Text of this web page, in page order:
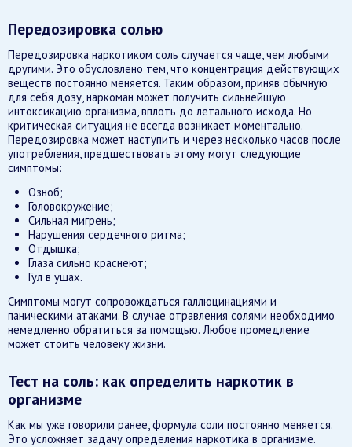
Передозировка солью
Передозировка наркотиком соль случается чаще, чем любыми
другими. Это обусловлено тем, что концентрация действующих
веществ постоянно меняется. Таким образом, приняв обычную
для себя дозу, наркоман может получить сильнейшую
интоксикацию организма, вплоть до летального исхода. Но
критическая ситуация не всегда возникает моментально.
Передозировка может наступить и через несколько часов после
употребления, предшествовать этому могут следующие
симптомы:
Озноб;
Головокружение;
Сильная мигрень;
Нарушения сердечного ритма;
Отдышка;
Глаза сильно краснеют;
Гул в ушах.
Симптомы могут сопровождаться галлюцинациями и
паническими атаками. В случае отравления солями необходимо
немедленно обратиться за помощью. Любое промедление
может стоить человеку жизни.
Тест на соль: как определить наркотик в
организме
Как мы уже говорили ранее, формула соли постоянно меняется.
Это усложняет задачу определения наркотика в организме.